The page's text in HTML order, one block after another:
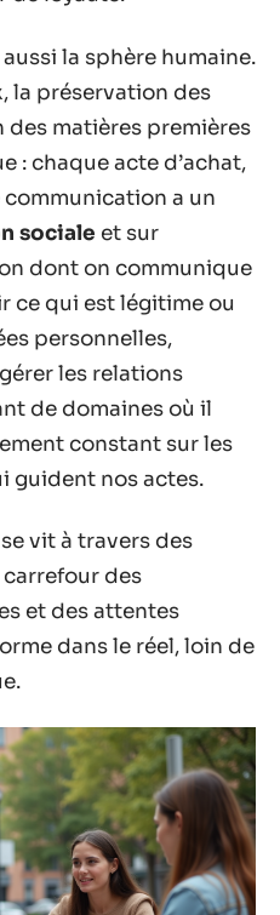
la sphère humaine.
la préservation des
des matières premières
: chaque acte d’achat,
communication a un
sociale et sur
dont on communique
ce qui est légitime ou
personnelles,
les relations
de domaines où il
constant sur les
guident nos actes.
vit à travers des
des
et des attentes
dans le réel, loin de